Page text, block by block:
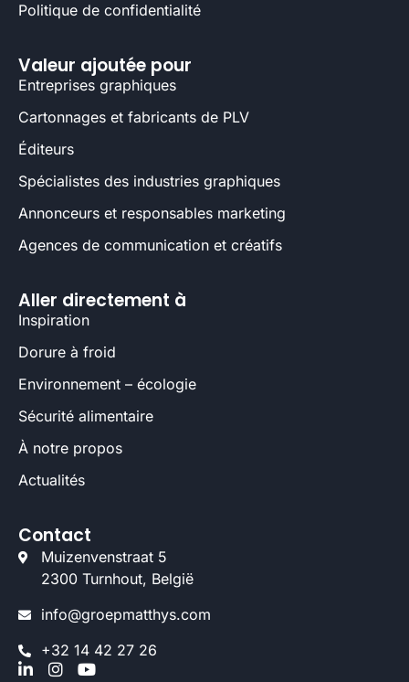
Politique de confidentialité
Valeur ajoutée pour
Entreprises graphiques
Cartonnages et fabricants de PLV
Éditeurs
Spécialistes des industries graphiques
Annonceurs et responsables marketing
Agences de communication et créatifs
Aller directement à
Inspiration
Dorure à froid
Environnement – écologie
Sécurité alimentaire
À notre propos
Actualités
Contact
Muizenvenstraat 5
2300 Turnhout, België
info@groepmatthys.com
+32 14 42 27 26